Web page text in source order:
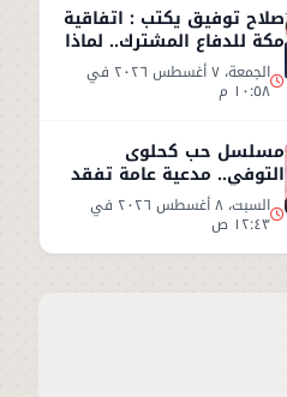
صلاح توفيق يكتب : اتفاقية
مكة للدفاع المشترك.. لماذا
غابت مصر؟ الجمعة، ٧ أغسطس ٢٠٢٦ في
١٠:٥٨ م
مسلسل حب كحلوى
التوفي.. مدعية عامة تفقد
ذاكرتها وتبدأ قصة حب
غامضة السبت، ٨ أغسطس ٢٠٢٦ في
١٢:٤٣ ص